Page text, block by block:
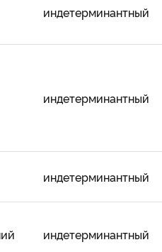
индетерминантный
индетерминантный
индетерминантный
индетерминантный